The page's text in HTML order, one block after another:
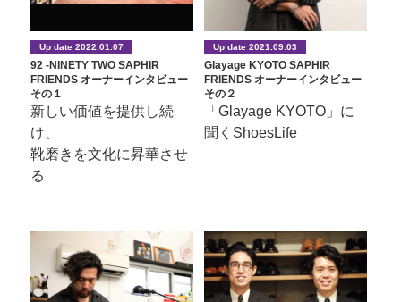
Up date 2022.01.07
92 -NINETY TWO SAPHIR
FRIENDS オーナーインタビュー
その１
新しい価値を提供し続
け、
靴磨きを文化に昇華させ
る
Up date 2021.09.03
Glayage KYOTO SAPHIR
FRIENDS オーナーインタビュー
その２
「Glayage KYOTO」に
聞くShoesLife